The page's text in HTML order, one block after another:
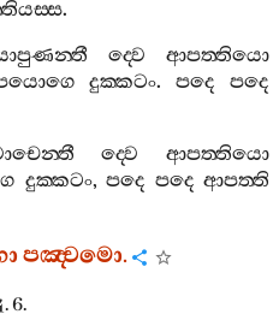
.
ද‍්වෙ
ආපත‍්තියො
දුක‍්කටං.පදෙ
පදෙ
ද‍්වෙ
ආපත‍්තියො
දුක‍්කටං,පදෙ පදෙ ආපත‍්ති
පඤ‍්චමො.
6.